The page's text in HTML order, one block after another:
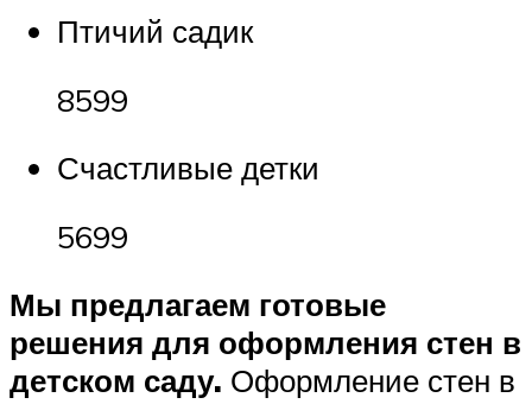
Птичий садик
8599
Счастливые детки
5699
Мы предлагаем готовые
решения для оформления стен в
детском саду. Оформление стен в